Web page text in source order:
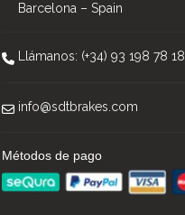
Barcelona – Spain
Llámanos: (+34) 93 198 78 18
info@sdtbrakes.com
Métodos de pago